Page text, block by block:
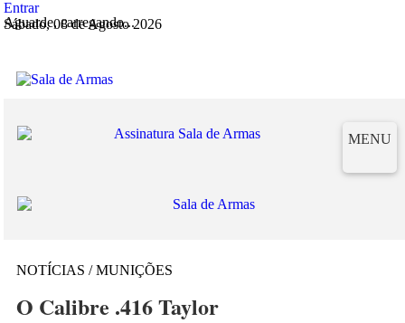
Aguarde, carregando...
Entrar
Sábado, 08 de Agosto 2026
MENU
NOTÍCIAS / MUNIÇÕES
O Calibre .416 Taylor